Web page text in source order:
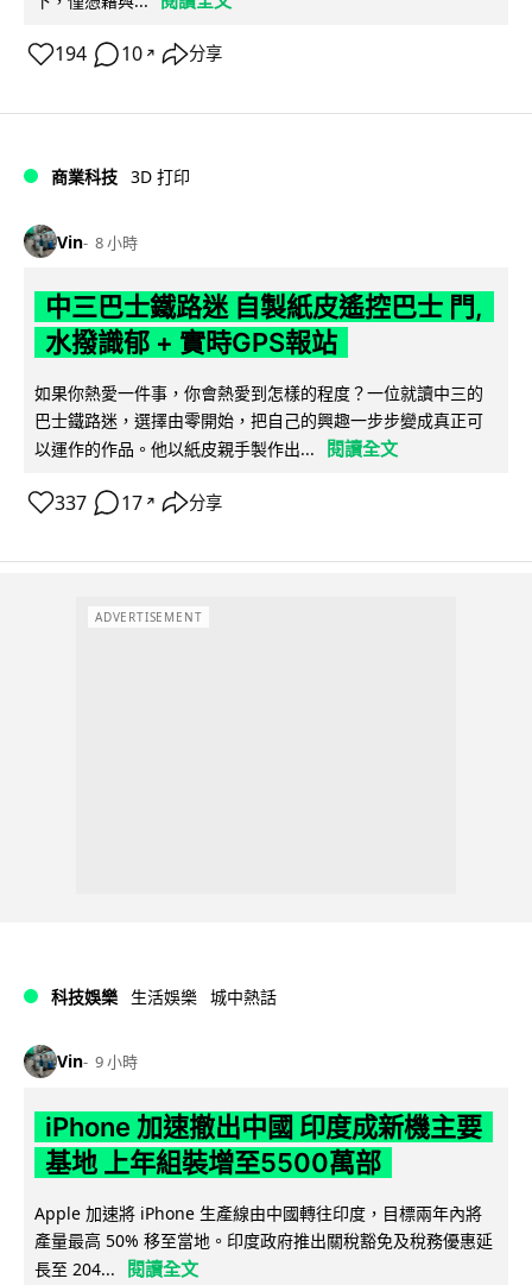
194 10 ↗ 分享
商業科技 3D 打印
Vin 8 小時
中三巴士鐵路迷 自製紙皮遙控巴士 門,
水撥識郁 + 實時GPS報站
如果你熱愛一件事，你會熱愛到怎樣的程度？一位就讀中三的
巴士鐵路迷，選擇由零開始，把自己的興趣一步步變成真正可
以運作的作品。他以紙皮親手製作出...
閱讀全文
337 17 ↗ 分享
ADVERTISEMENT
科技娛樂 生活娛樂 城中熱話
Vin 9 小時
iPhone 加速撤出中國 印度成新機主要
基地 上年組裝增至5500萬部
Apple 加速將 iPhone 生產線由中國轉往印度，目標兩年內將
產量最高 50% 移至當地。印度政府推出關稅豁免及稅務優惠延
長至 204...
閱讀全文